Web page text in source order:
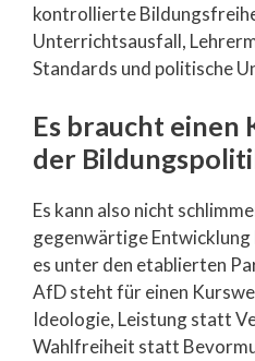
kontrollierte
Unterrichtsausfall,
Standards und politische
Es braucht einen
der
Es kann also nicht
gegenwärtige
es unter den etablierten
AfD steht für einen
Ideologie, Leistung statt
Wahlfreiheit statt